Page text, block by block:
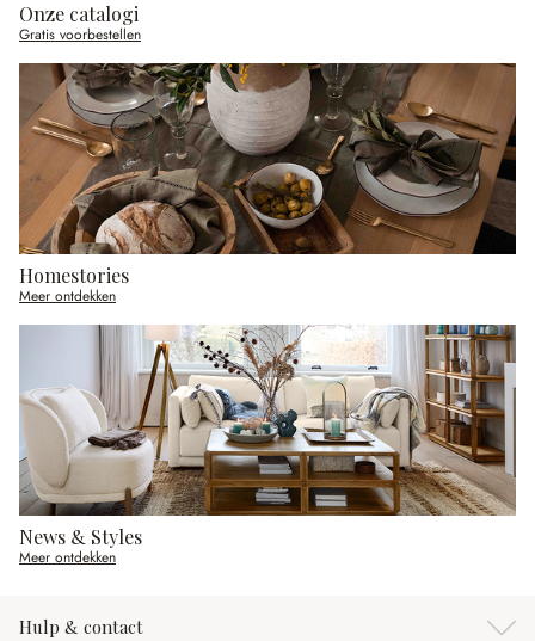
Onze catalogi
Gratis voorbestellen
Homestories
Meer ontdekken
News & Styles
Meer ontdekken
Hulp & contact